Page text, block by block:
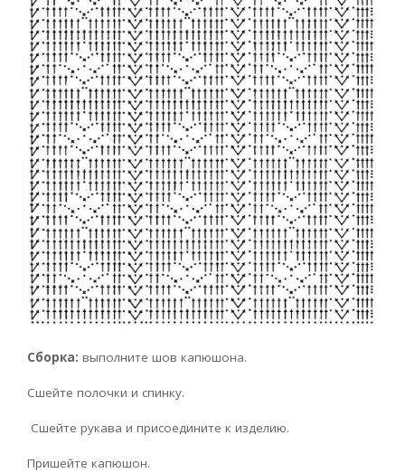
Сборка: выполните шов капюшона.
Сшейте полочки и спинку.
Сшейте рукава и присоедините к изделию.
Пришейте капюшон.